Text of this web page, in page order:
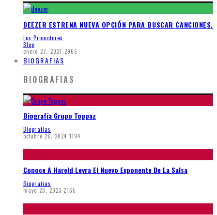
DEEZER ESTRENA NUEVA OPCIÓN PARA BUSCAR CANCIONES.
Los Promotores
Blog
enero 27, 2021 2966
BIOGRAFIAS
BIOGRAFIAS
Biografía Grupo Toppaz
Biografias
octubre 26, 2024 1194
Conoce A Hareld Leyra El Nuevo Exponente De La Salsa
Biografias
mayo 20, 2023 2165